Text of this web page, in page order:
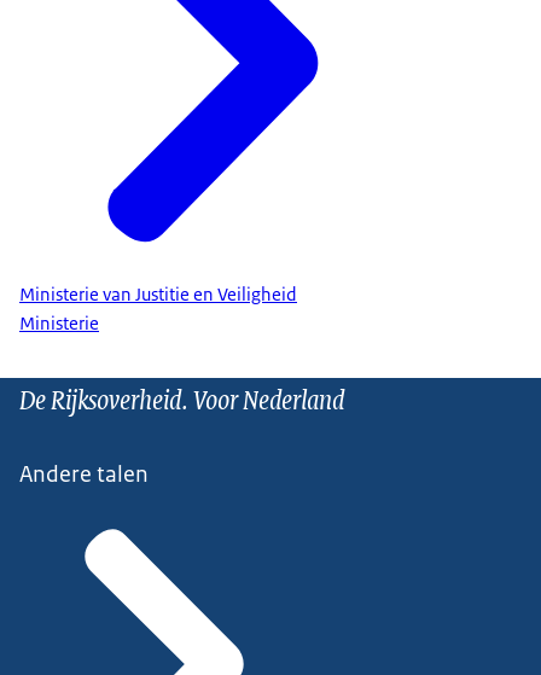
Ministerie van Justitie en Veiligheid
Ministerie
De Rijksoverheid. Voor Nederland
Andere talen